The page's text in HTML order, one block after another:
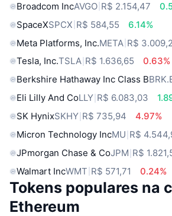
Broadcom IncAVGO R$ 2.154,47
SpaceXSPCX R$ 584,55
6.14%
Meta Platforms, Inc.META R$
Tesla, Inc.TSLA R$ 1.636,65
0.63%
Berkshire Hathaway Inc Class B
Eli Lilly And CoLLY R$ 6.083,03
SK HynixSKHY R$ 735,94
4.97%
Micron Technology IncMU R$
JPmorgan Chase & CoJPM R$
Walmart IncWMT R$ 571,71 0.24%
Tokens populares na
Ethereum